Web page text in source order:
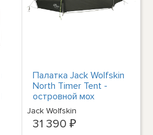
Палатка Jack Wolfskin
North Timer Tent -
островной мох
Jack Wolfskin
31 390 ₽